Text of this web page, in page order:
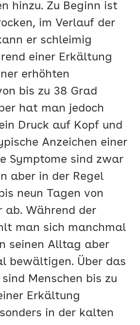
hinzu. Zu Beginn ist
im Verlauf der
er schleimig
einer Erkältung
erhöhten
bis zu 38 Grad
hat man jedoch
Druck auf Kopf und
Anzeichen einer
Symptome sind zwar
aber in der Regel
neun Tagen von
ab. Während der
man sich manchmal
seinen Alltag aber
bewältigen. Über das
Menschen bis zu
Erkältung
in der kalten